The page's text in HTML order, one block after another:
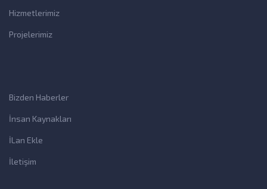
Hizmetlerimiz
Projelerimiz
Bizden Haberler
İnsan Kaynakları
İLan Ekle
İletişim